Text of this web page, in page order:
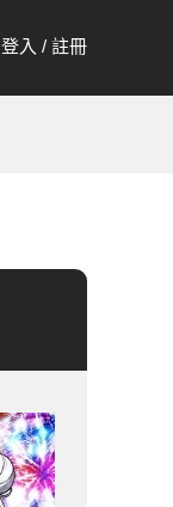
登入 / 註冊